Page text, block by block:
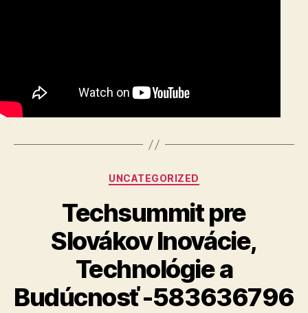
Categories
UNCATEGORIZED
Techsummit pre
Slovákov Inovácie,
Technológie a
Budúcnosť -583636796